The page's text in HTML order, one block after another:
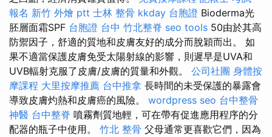
報名 新竹 外燴 ptt 士林 整骨 kkday 台胞證 Bioderma光
胚層面霜SPF 台胞證 台中 竹北整脊 seo tools 50由於其高
防禦因子，舒適的質地和皮膚友好的成分而脫穎而出。 如
果不適當保護皮膚免受太陽射線的影響，則遲早是UVA和
UVB輻射克服了皮膚/皮膚的質量和外觀。 公司社團 身體按
摩課程 大里按摩推薦 台中推拿 長時間的未受保護的暴露會
導致皮膚灼熱和皮膚癌的風險。 wordpress seo 台中整骨
神醫 台中整脊 噴霧劑質地輕，可在帶有促進應用程序的分
配器的瓶子中使用。 竹北 整骨 父母通常更喜歡它們，因為